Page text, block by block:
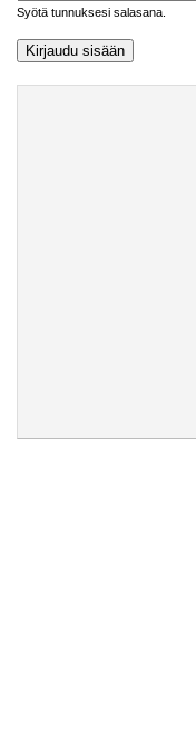
Syötä tunnuksesi salasana.